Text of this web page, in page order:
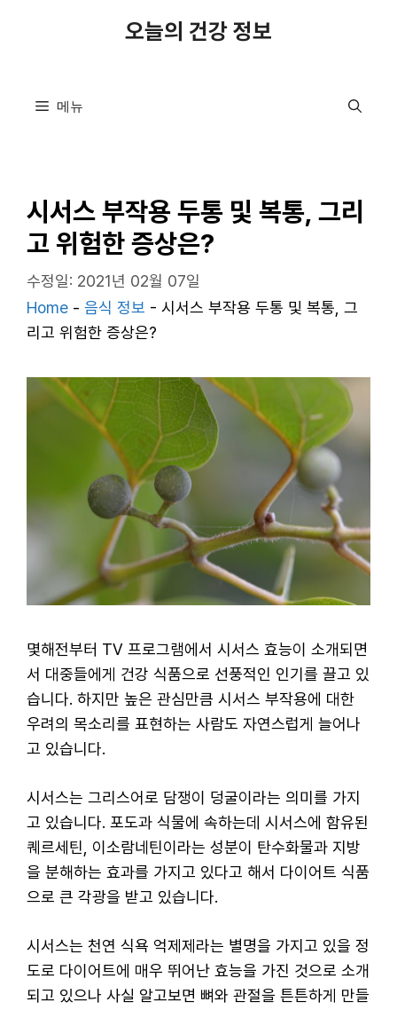
오늘의 건강 정보
메뉴
시서스 부작용 두통 및 복통, 그리
고 위험한 증상은?
수정일: 2021년 02월 07일
Home - 음식 정보 - 시서스 부작용 두통 및 복통, 그
리고 위험한 증상은?
몇해전부터 TV 프로그램에서 시서스 효능이 소개되면
서 대중들에게 건강 식품으로 선풍적인 인기를 끌고 있
습니다. 하지만 높은 관심만큼 시서스 부작용에 대한
우려의 목소리를 표현하는 사람도 자연스럽게 늘어나
고 있습니다.
시서스는 그리스어로 담쟁이 덩굴이라는 의미를 가지
고 있습니다. 포도과 식물에 속하는데 시서스에 함유된
퀘르세틴, 이소람네틴이라는 성분이 탄수화물과 지방
을 분해하는 효과를 가지고 있다고 해서 다이어트 식품
으로 큰 각광을 받고 있습니다.
시서스는 천연 식욕 억제제라는 별명을 가지고 있을 정
도로 다이어트에 매우 뛰어난 효능을 가진 것으로 소개
되고 있으나 사실 알고보면 뼈와 관절을 튼튼하게 만들